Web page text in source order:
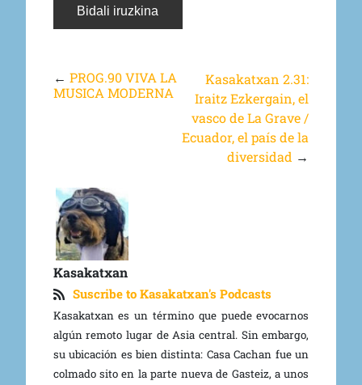
← PROG.90 VIVA LA
MUSICA MODERNA
Kasakatxan 2.31:
Iraitz Ezkergain, el
vasco de La Grave /
Ecuador, el país de la
diversidad →
Kasakatxan
Suscribe to Kasakatxan's Podcasts
Kasakatxan es un término que puede evocarnos
algún remoto lugar de Asia central. Sin embargo,
su ubicación es bien distinta: Casa Cachan fue un
colmado sito en la parte nueva de Gasteiz, a unos